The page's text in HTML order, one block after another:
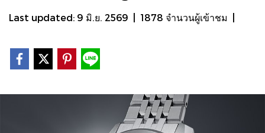
Last updated: 9 มิ.ย. 2569 1878 จำนวนผู้เข้าชม